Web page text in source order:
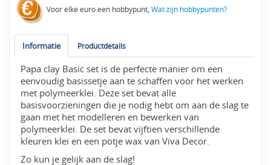
Voor elke euro een hobbypunt,Wat zijn hobbypunten?
Informatie Productdetails
Papa clay Basic set is de perfecte manier om een
eenvoudig basissetje aan te schaffen voor het werken
met polymeerklei. Deze set bevat alle
basisvoorzieningen die je nodig hebt om aan de slag te
gaan met het modelleren en bewerken van
polymeerklei. De set bevat vijftien verschillende
kleuren klei en een potje wax van Viva Decor.
Zo kun je gelijk aan de slag!